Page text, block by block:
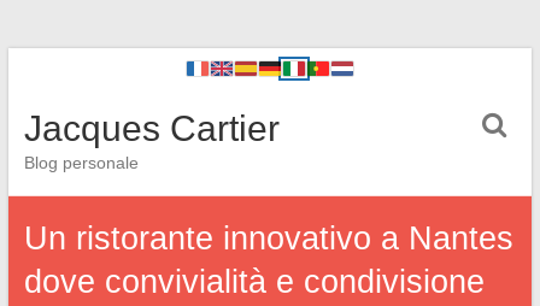
Jacques Cartier
Blog personale
Un ristorante innovativo a Nantes
dove convivialità e condivisione